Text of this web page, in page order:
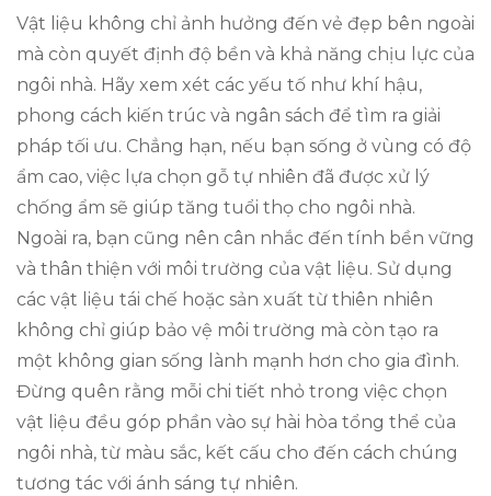
Vật liệu không chỉ ảnh hưởng đến vẻ đẹp bên ngoài
mà còn quyết định độ bền và khả năng chịu lực của
ngôi nhà. Hãy xem xét các yếu tố như khí hậu,
phong cách kiến trúc và ngân sách để tìm ra giải
pháp tối ưu. Chẳng hạn, nếu bạn sống ở vùng có độ
ẩm cao, việc lựa chọn gỗ tự nhiên đã được xử lý
chống ẩm sẽ giúp tăng tuổi thọ cho ngôi nhà.
Ngoài ra, bạn cũng nên cân nhắc đến tính bền vững
và thân thiện với môi trường của vật liệu. Sử dụng
các vật liệu tái chế hoặc sản xuất từ thiên nhiên
không chỉ giúp bảo vệ môi trường mà còn tạo ra
một không gian sống lành mạnh hơn cho gia đình.
Đừng quên rằng mỗi chi tiết nhỏ trong việc chọn
vật liệu đều góp phần vào sự hài hòa tổng thể của
ngôi nhà, từ màu sắc, kết cấu cho đến cách chúng
tương tác với ánh sáng tự nhiên.